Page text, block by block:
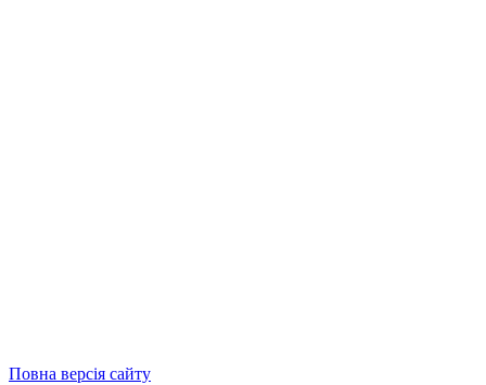
Повна версія сайту